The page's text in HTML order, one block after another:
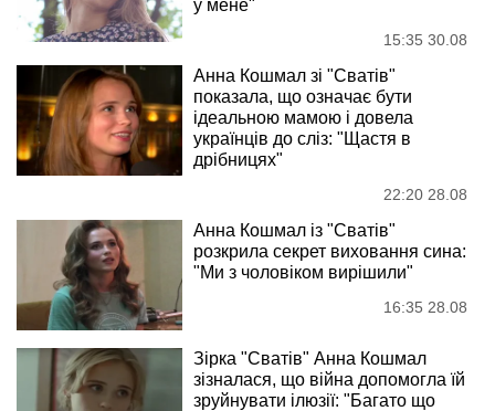
у мене"
15:35 30.08
Анна Кошмал зі "Сватів"
показала, що означає бути
ідеальною мамою і довела
українців до сліз: "Щастя в
дрібницях"
22:20 28.08
Анна Кошмал із "Сватів"
розкрила секрет виховання сина:
"Ми з чоловіком вирішили"
16:35 28.08
Зірка "Сватів" Анна Кошмал
зізналася, що війна допомогла їй
зруйнувати ілюзії: "Багато що